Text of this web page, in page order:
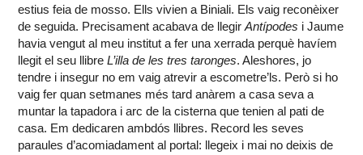
estius feia de mosso. Ells vivien a Biniali. Els vaig reconèixer
de seguida. Precisament acabava de llegirAntípodes i Jaume
havia vengut al meu institut a fer una xerrada perquè havíem
llegit el seu llibreL’illa de les tres taronges. Aleshores, jo
tendre i insegur no em vaig atrevir a escometre’ls. Però si ho
vaig fer quan setmanes més tard anàrem a casa seva a
muntar la tapadora i arc de la cisterna que tenien al pati de
casa. Em dedicaren ambdós llibres. Record les seves
paraules d’acomiadament al portal: llegeix i mai no deixis de